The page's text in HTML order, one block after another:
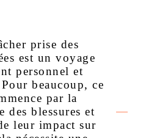
prise des
est un voyage
personnel et
beaucoup, ce
par la
des blessures et
leur impact sur